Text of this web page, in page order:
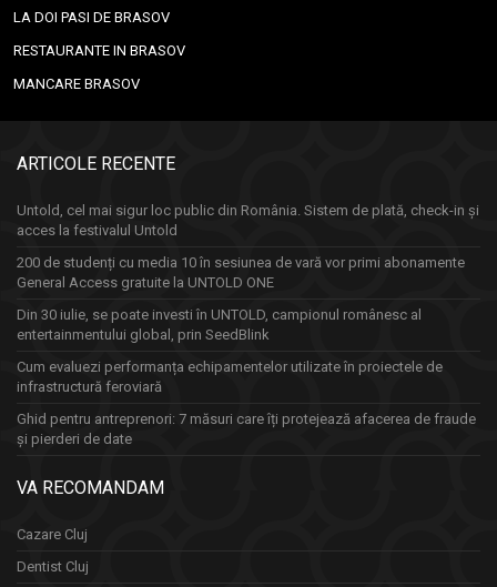
LA DOI PASI DE BRASOV
RESTAURANTE IN BRASOV
MANCARE BRASOV
ARTICOLE RECENTE
Untold, cel mai sigur loc public din România. Sistem de plată, check-in și
acces la festivalul Untold
200 de studenți cu media 10 în sesiunea de vară vor primi abonamente
General Access gratuite la UNTOLD ONE
Din 30 iulie, se poate investi în UNTOLD, campionul românesc al
entertainmentului global, prin SeedBlink
Cum evaluezi performanța echipamentelor utilizate în proiectele de
infrastructură feroviară
Ghid pentru antreprenori: 7 măsuri care îți protejează afacerea de fraude
și pierderi de date
VA RECOMANDAM
Cazare Cluj
Dentist Cluj